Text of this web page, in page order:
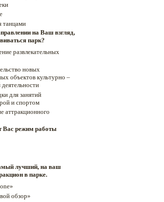
танцами
на Ваш взгляд,
парк?
развлекательных
новых
объектов культурно –
для занятий
и спортом
аттракционного
Вас режим работы
лучший, на ваш
в парке.
обзор»